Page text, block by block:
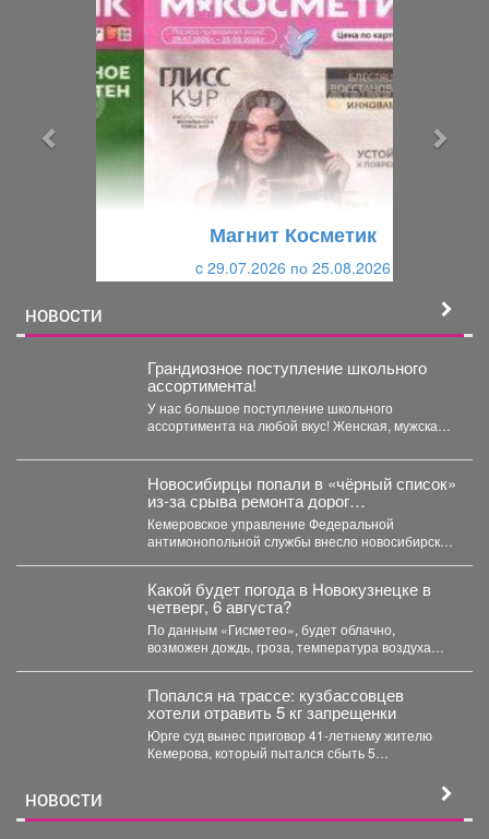
Магнит Косметик
c 29.07.2026 по 25.08.2026
НОВОСТИ
Грандиозное поступление школьного
ассортимента!
У нас большое поступление школьного
ассортимента на любой вкус! Женская, мужская и
Новосибирцы попали в «чёрный список»
из‑за срыва ремонта дорог
Прокопьевска
Кемеровское управление Федеральной
антимонопольной службы внесло новосибирскую
Какой будет погода в Новокузнецке в
четверг, 6 августа?
По данным «Гисметео», будет облачно,
возможен дождь, гроза, температура воздуха
Попался на трассе: кузбассовцев
хотели отравить 5 кг запрещенки
Юрге суд вынес приговор 41-летнему жителю
Кемерова, который пытался сбыть 5
НОВОСТИ